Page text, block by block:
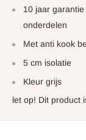
10 jaar
onderdelen
Met anti kook
5 cm isolatie
Kleur grijs
let op! Dit product